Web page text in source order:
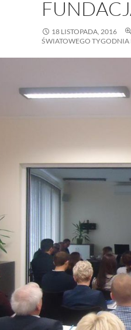
18 LISTOPADA, 2016
ŚWIATOWEGO TYGODNIA